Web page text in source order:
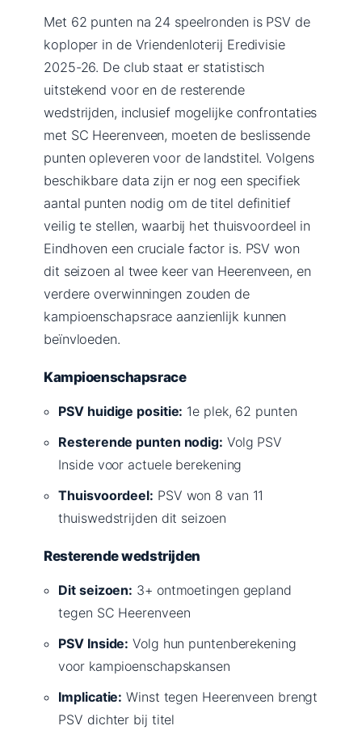
Met 62 punten na 24 speelronden is PSV de
koploper in de Vriendenloterij Eredivisie
2025-26. De club staat er statistisch
uitstekend voor en de resterende
wedstrijden, inclusief mogelijke confrontaties
met SC Heerenveen, moeten de beslissende
punten opleveren voor de landstitel. Volgens
beschikbare data zijn er nog een specifiek
aantal punten nodig om de titel definitief
veilig te stellen, waarbij het thuisvoordeel in
Eindhoven een cruciale factor is. PSV won
dit seizoen al twee keer van Heerenveen, en
verdere overwinningen zouden de
kampioenschapsrace aanzienlijk kunnen
beïnvloeden.
Kampioenschapsrace
PSV huidige positie: 1e plek, 62 punten
Resterende punten nodig: Volg PSV
Inside voor actuele berekening
Thuisvoordeel: PSV won 8 van 11
thuiswedstrijden dit seizoen
Resterende wedstrijden
Dit seizoen: 3+ ontmoetingen gepland
tegen SC Heerenveen
PSV Inside: Volg hun puntenberekening
voor kampioenschapskansen
Implicatie: Winst tegen Heerenveen brengt
PSV dichter bij titel